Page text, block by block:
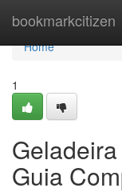
bookmarkcitizen
Home
Home
1
Guia